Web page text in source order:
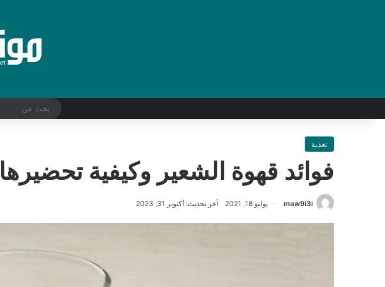
تغذية
فوائد قهوة الشعير وكيفية تحضيرها
maw9i3i يوليو 18, 2021 آخر تحديث: أكتوبر 31, 2023